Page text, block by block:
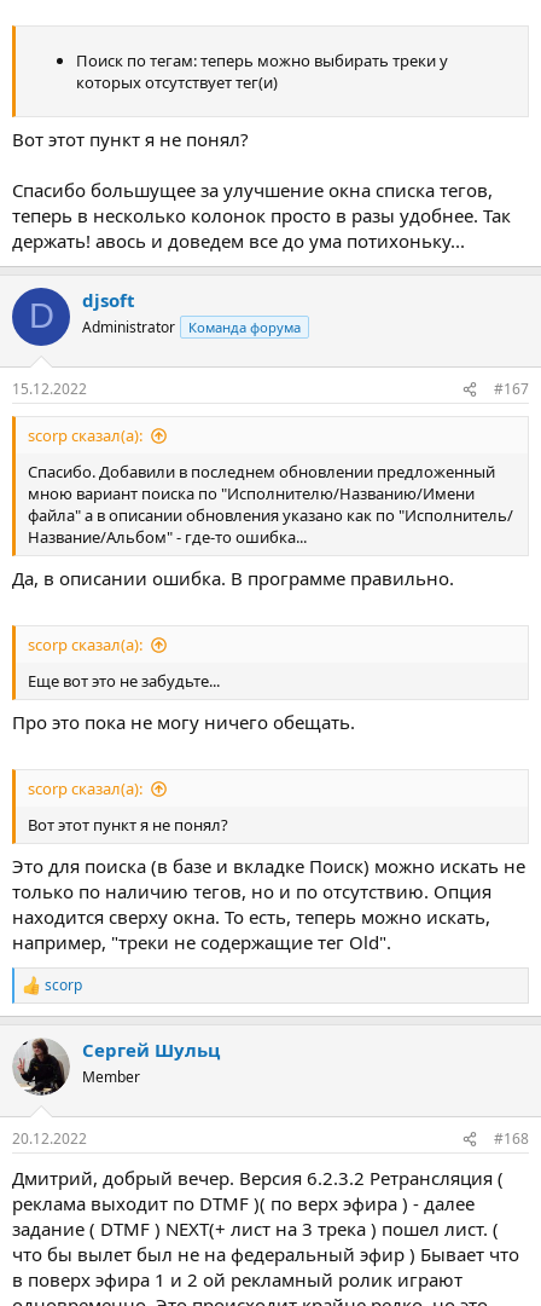
Поиск по тегам: теперь можно выбирать треки у
которых отсутствует тег(и)
Вот этот пункт я не понял?
Спасибо большущее за улучшение окна списка тегов,
теперь в несколько колонок просто в разы удобнее. Так
держать! авось и доведем все до ума потихоньку...
D djsoft
Administrator Команда форума
15.12.2022 #167
scorp сказал(а):
Спасибо. Добавили в последнем обновлении предложенный
мною вариант поиска по "Исполнителю/Названию/Имени
файла" а в описании обновления указано как по "Исполнитель/
Название/Альбом" - где-то ошибка...
Да, в описании ошибка. В программе правильно.
scorp сказал(а):
Еще вот это не забудьте...
Про это пока не могу ничего обещать.
scorp сказал(а):
Вот этот пункт я не понял?
Это для поиска (в базе и вкладке Поиск) можно искать не
только по наличию тегов, но и по отсутствию. Опция
находится сверху окна. То есть, теперь можно искать,
например, "треки не содержащие тег Old".
Р
е
к
ц
и
scorp
Сергей Шульц
Member
20.12.2022 #168
Дмитрий, добрый вечер. Версия 6.2.3.2 Ретрансляция (
реклама выходит по DTMF )( по верх эфира ) - далее
задание ( DTMF ) NEXT(+ лист на 3 трека ) пошел лист. (
что бы вылет был не на федеральный эфир ) Бывает что
в поверх эфира 1 и 2 ой рекламный ролик играют